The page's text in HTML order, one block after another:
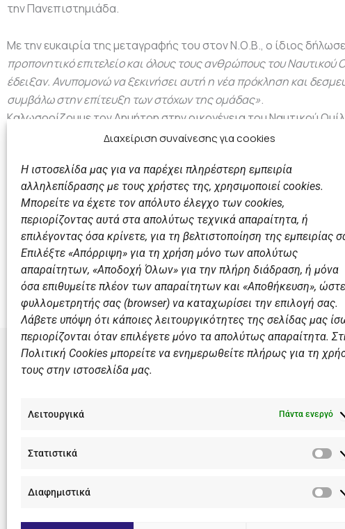
Διαχείριση συναίνεσης για cookies
Η ιστοσελίδα μας για να παρέχει πληρέστερη εμπειρία
αλληλεπίδρασης με τους χρήστες της, χρησιμοποιεί cookies.
Μπορείτε να έχετε τον απόλυτο έλεγχο των cookies,
περιορίζοντας αυτά στα απολύτως τεχνικά απαραίτητα, ή
επιλέγοντας όσα κρίνετε, για τη βελτιστοποίηση της εμπειρίας
Επιλέξτε «Απόρριψη» για τη χρήση μόνο των απολύτως
απαραίτητων, «Αποδοχή Όλων» για την πλήρη διάδραση, ή μόνα
όσα επιθυμείτε πλέον των απαραίτητων και «Αποθήκευση»,
φυλλομετρητής σας (browser) να καταχωρίσει την επιλογή σας.
Λάβετε υπόψη ότι κάποιες λειτουργικότητες της σελίδας μας
περιορίζονται όταν επιλέγετε μόνο τα απολύτως απαραίτητα.
Πολιτική Cookies μπορείτε να ενημερωθείτε πλήρως για τη
τους στην ιστοσελίδα μας.
Λειτουργικά Πάντα ενεργό
Στατιστικά
Διαφημιστικά
την Πανεπιστημιάδα.
Με την ευκαιρία της μεταγραφής του στον Ν.Ο.Β., ο ίδιος
προπονητικό επιτελείο και όλους τους ανθρώπους του
έδειξαν. Ανυπομονώ να ξεκινήσει αυτή η νέα πρόκληση και
συμβάλω στην επίτευξη των στόχων της ομάδας».
Kαλωσορίζουμε τον Δημήτρη στην οικογένεια του Ναυτικού
Προηγούμενο
F
Αθλητικές